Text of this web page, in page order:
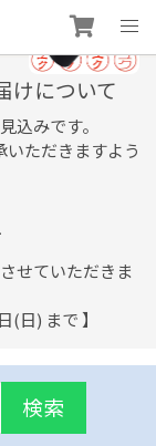
けについて
込みです。
ただきますよう
せていただきま
(日) まで 】
検索